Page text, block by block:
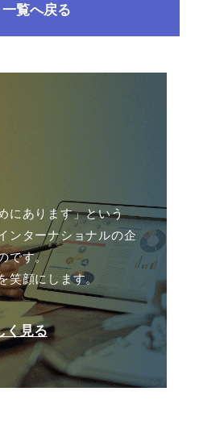
一覧へ戻る
にあります」という
ンターナショナルの企
です。
笑顔にします。
く見る